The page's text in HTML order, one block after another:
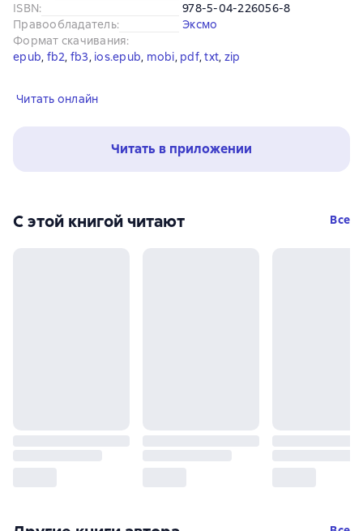
ISBN:
978-5-04-226056-8
Правообладатель:
Эксмо
Формат скачивания:
epub, fb2, fb3, ios.epub, mobi, pdf, txt, zip
Читать онлайн
Читать в приложении
С этой книгой читают Все